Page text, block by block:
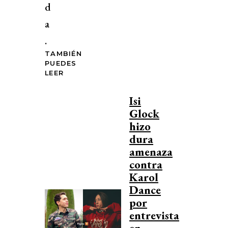
d
a
.
TAMBIÉN
PUEDES
LEER
Isi
Glock
hizo
dura
amenaza
contra
Karol
Dance
por
entrevista